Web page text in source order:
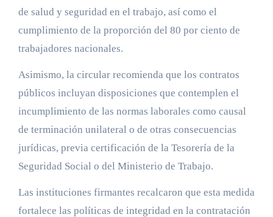
de salud y seguridad en el trabajo, así como el
cumplimiento de la proporción del 80 por ciento de
trabajadores nacionales.
Asimismo, la circular recomienda que los contratos
públicos incluyan disposiciones que contemplen el
incumplimiento de las normas laborales como causal
de terminación unilateral o de otras consecuencias
jurídicas, previa certificación de la Tesorería de la
Seguridad Social o del Ministerio de Trabajo.
Las instituciones firmantes recalcaron que esta medida
fortalece las políticas de integridad en la contratación